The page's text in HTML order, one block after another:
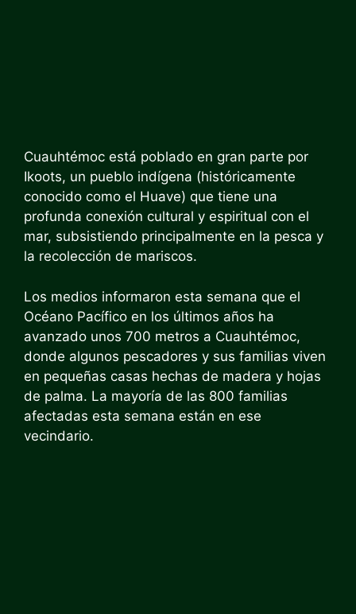
Cuauhtémoc está poblado en gran parte por
Ikoots, un pueblo indígena (históricamente
conocido como el Huave) que tiene una
profunda conexión cultural y espiritual con el
mar, subsistiendo principalmente en la pesca y
la recolección de mariscos.
Los medios informaron esta semana que el
Océano Pacífico en los últimos años ha
avanzado unos 700 metros a Cuauhtémoc,
donde algunos pescadores y sus familias viven
en pequeñas casas hechas de madera y hojas
de palma. La mayoría de las 800 familias
afectadas esta semana están en ese
vecindario.